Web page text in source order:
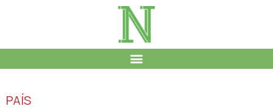
PAÍS